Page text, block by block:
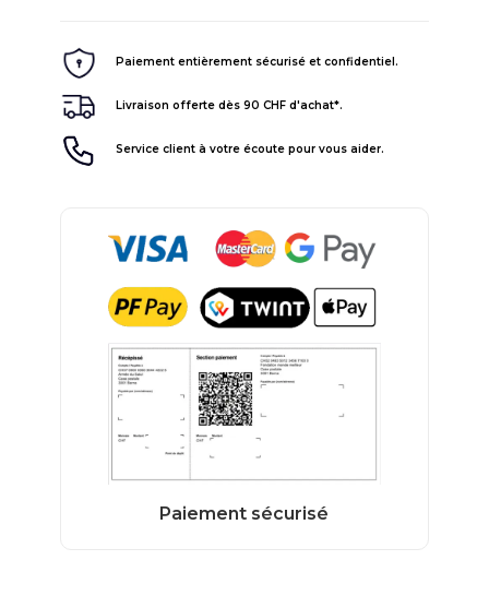
Paiement entièrement sécurisé et confidentiel.
Livraison offerte dès 90 CHF d'achat*.
Service client à votre écoute pour vous aider.